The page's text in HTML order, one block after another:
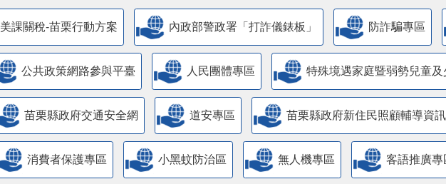
美課關稅-苗栗行動方案 內政部警政署「打詐儀錶板」 防詐騙專區
公共政策網路參與平臺 人民團體專區 特殊境遇家庭暨弱勢兒童
苗栗縣政府交通安全網 道安專區 苗栗縣政府新住民照顧輔導資
消費者保護專區 小黑蚊防治區 無人機專區 客語推廣專